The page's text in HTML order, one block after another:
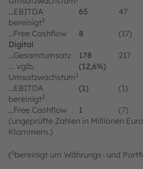
…EBITDA
bereinigt2
65 47
…Free Cashflow 8 (17)
Digital
…Gesamtumsatz
178 217
... vglb.
Umsatzwachstum1
(12,6%)
…EBITDA
bereinigt2
(1) (1)
…Free Cashflow 1 (7)
(ungeprüfte Zahlen in Millionen
Klammern.)
(1bereinigt um Währungs- und